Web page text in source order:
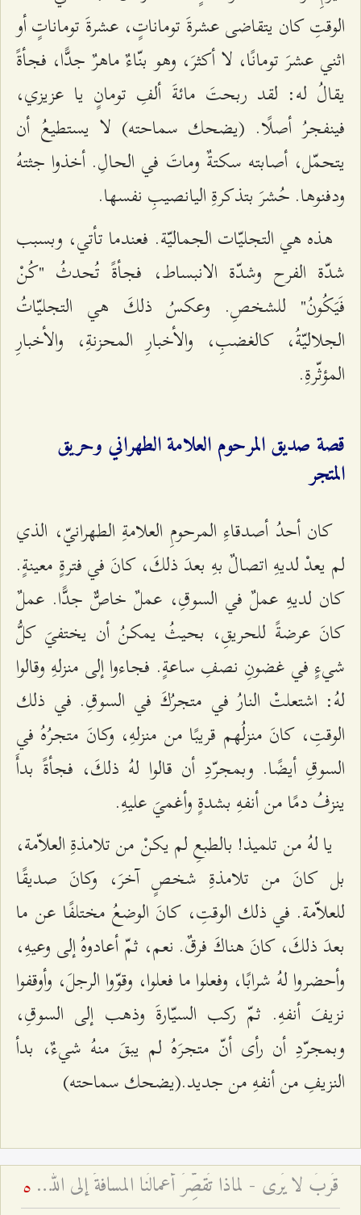
الوقتِ كان يتقاضى عشرةَ توماناتٍ، عشرةَ توماناتٍ أو
اثني عشرَ تومانًا، لا أكثرَ، وهو بنّاءٌ ماهرٌ جدًّا، فجأةً
يقالُ له: لقد ربحتَ مائةَ ألفِ تومانٍ يا عزيزي،
فينفجرُ أصلًا. (يضحك سماحته) لا يستطيعُ أن
يتحمّل، أصابته سكتةٌ وماتَ في الحالِ. أخذوا جثتهُ
ودفنوها. حُشرَ بتذكرةِ اليانصيبِ نفسها.
هذه هي التجليّات الجماليّة. فعندما تأتي، وبسبب
شدّة الفرح وشدّة الانبساط، فجأةً تُحدثُ "كُنْ
فَيَكُونُ" للشخصِ. وعكسُ ذلكَ هي التجليّاتُ
الجلاليّةُ، كالغضبِ، والأخبارِ المحزنةِ، والأخبارِ
المؤثّرةِ.
قصة صديق المرحوم العلامة الطهراني وحريق
المتجر
كان أحدُ أصدقاءِ المرحومِ العلامةِ الطهرانيّ، الذي
لم يعدْ لديهِ اتصالٌ بهِ بعدَ ذلكَ، كانَ في فترةٍ معينةٍ.
كان لديهِ عملٌ في السوقِ، عملٌ خاصٌّ جدًّا. عملٌ
كانَ عرضةً للحريقِ، بحيثُ يمكنُ أن يختفيَ كلُّ
شيءٍ في غضونِ نصفِ ساعةٍ. فجاءوا إلى منزلهِ وقالوا
لهُ: اشتعلتْ النارُ في متجرُكَ في السوقِ. في ذلك
الوقتِ، كانَ منزلُهم قريبًا من منزلهِ، وكانَ متجرُهُ في
السوقِ أيضًا. وبمجرّدِ أن قالوا لهُ ذلكَ، فجأةً بدأَ
ينزفُ دمًا من أنفهِ بشدةٍ وأغميَ عليهِ.
يا لهُ من تلميذ! بالطبعِ لم يكنْ من تلامذةِ العلاّمة،
بل كانَ من تلامذةِ شخصٍ آخرَ، وكانَ صديقًا
للعلاّمة. في ذلك الوقتِ، كانَ الوضعُ مختلفًا عن ما
بعدَ ذلكَ، كانَ هناكَ فرقٌ. نعم، ثمّ أعادوهُ إلى وعيهِ،
وأحضروا لهُ شرابًا، وفعلوا ما فعلوا، وقوّوا الرجلَ، وأوقفوا
نزيفَ أنفهِ. ثمّ ركب السيّارةَ وذهب إلى السوقِ،
وبمجرّدِ أن رأى أنّ متجرَهُ لم يبقَ منهُ شيءٌ، بدأ
النزيفِ من أنفهِ من جديد.(يضحك سماحته)
قُربٌ لا يُرى - لماذا تُقصِّرُ أعمالُنا المسافةَ إلى الله أو تُطيلها؟ 5